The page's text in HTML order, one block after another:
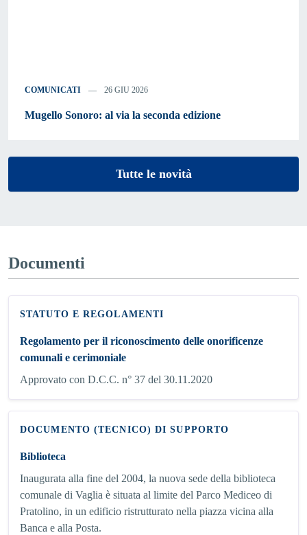
COMUNICATI 26 GIU 2026
Mugello Sonoro: al via la seconda edizione
Tutte le novità
Documenti
STATUTO E REGOLAMENTI
Regolamento per il riconoscimento delle onorificenze
comunali e cerimoniale
Approvato con D.C.C. n° 37 del 30.11.2020
DOCUMENTO (TECNICO) DI SUPPORTO
Biblioteca
Inaugurata alla fine del 2004, la nuova sede della biblioteca
comunale di Vaglia è situata al limite del Parco Mediceo di
Pratolino, in un edificio ristrutturato nella piazza vicina alla
Banca e alla Posta.